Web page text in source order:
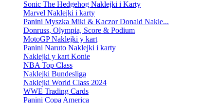
Sonic The Hedgehog Naklejki i Karty
Marvel Naklejki i karty
Panini Myszka Miki & Kaczor Donald Nakle...
Donruss, Olympia, Score & Podium
MotoGP Naklejki y kart
Panini Naruto Naklejki i karty
Naklejki y kart Konie
NBA Top Class
Naklejki Bundesliga
Naklejki World Class 2024
WWE Trading Cards
Panini Copa America